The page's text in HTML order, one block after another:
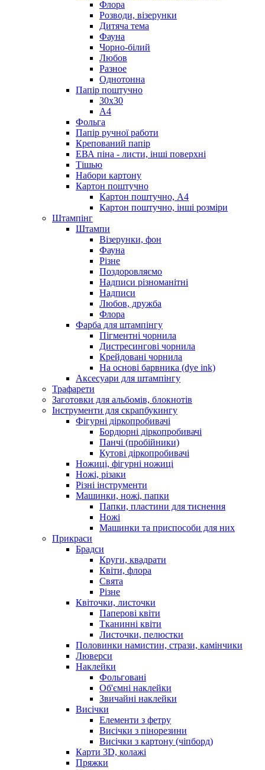
Флора
Розводи, візерунки
Дитяча тема
Фауна
Чорно-білий
Любов
Разное
Однотонна
Папір поштучно
30х30
А4
Фольга
Папір ручної работи
Крепований папір
ЕВА піна - листи, інші поверхні
Тішью
Набори картону
Картон поштучно
Картон поштучно, А4
Картон поштучно, інші розміри
Штампінг
Штампи
Візерунки, фон
Фауна
Різне
Поздоровляємо
Надписи різноманітні
Надписи
Любов, дружба
Флора
Фарба для штампінгу
Пігментні чорнила
Дистресингові чорнила
Крейдовані чорнила
На основі барвника (dye ink)
Аксесуари для штампінгу
Трафарети
Заготовки для альбомів, блокнотів
Інструменти для скрапбукингу
Фігурні діркопробивачі
Бордюрні діркопробивачі
Панчі (пробійники)
Кутові діркопробивачі
Ножиці, фігурні ножиці
Ножі, різаки
Різні інструменти
Машинки, ножі, папки
Папки, пластини для тиснення
Ножі
Машинки та приспособи для них
Прикраси
Брадси
Круги, квадрати
Квіти, флора
Свята
Різне
Квіточки, листочки
Паперові квіти
Тканинні квіти
Листочки, пелюстки
Половинки намистин, стрази, камінчики
Люверси
Наклейки
Фольговані
Об'ємні наклейки
Звичайні наклейки
Висічки
Елементи з фетру
Висічки з пінорезини
Висічки з картону (чіпборд)
Карти 3D, колажі
Пряжки